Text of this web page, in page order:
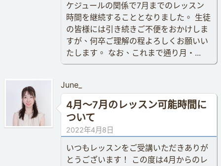
ケジュールの関係で7月までのレッスン
時間を継続することとなりました。 生徒
の皆様には引き続きご不便をおかけしま
すが、何卒ご理解の程よろしくお願いい
たします。 なお、これまで通り月・...
June_
4月〜7月のレッスン可能時間に
ついて
2022年4月8日
いつもレッスンをご受講いただきありが
とうございます！ この度は4月からのレ